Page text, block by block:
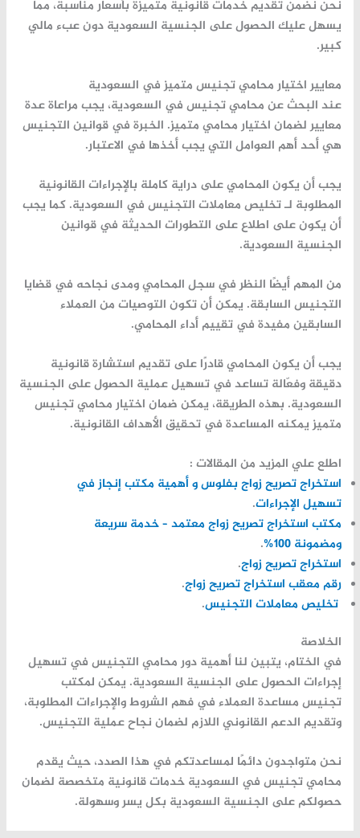
نحن نضمن تقديم خدمات قانونية متميزة بأسعار مناسبة، مما
يسهل عليك الحصول على الجنسية السعودية دون عبء مالي
كبير.
معايير اختيار محامي تجنيس متميز في السعودية
عند البحث عن محامي تجنيس في السعودية، يجب مراعاة عدة
معايير لضمان اختيار محامي متميز. الخبرة في قوانين التجنيس
هي أحد أهم العوامل التي يجب أخذها في الاعتبار.
يجب أن يكون المحامي على دراية كاملة بالإجراءات القانونية
المطلوبة لـتخليص معاملات التجنيس في السعودية. كما يجب
أن يكون على اطلاع على التطورات الحديثة في قوانين
الجنسية السعودية.
من المهم أيضًا النظر في سجل المحامي ومدى نجاحه في قضايا
التجنيس السابقة. يمكن أن تكون التوصيات من العملاء
السابقين مفيدة في تقييم أداء المحامي.
يجب أن يكون المحامي قادرًا على تقديم استشارة قانونية
دقيقة وفعّالة تساعد في تسهيل عملية الحصول على الجنسية
السعودية. بهذه الطريقة، يمكن ضمان اختيار محامي تجنيس
متميز يمكنه المساعدة في تحقيق الأهداف القانونية.
اطلع علي المزيد من المقالات :
استخراج تصريح زواج بفلوس و أهمية مكتب إنجاز في
تسهيل الإجراءات.
مكتب استخراج تصريح زواج معتمد – خدمة سريعة
ومضمونة 100%
.
استخراج تصريح زواج.
رقم معقب استخراج تصريح زواج.
تخليص معاملات التجنيس.
الخلاصة
في الختام، يتبين لنا أهمية دور محامي التجنيس في تسهيل
إجراءات الحصول على الجنسية السعودية. يمكن لمكتب
تجنيس مساعدة العملاء في فهم الشروط والإجراءات المطلوبة،
وتقديم الدعم القانوني اللازم لضمان نجاح عملية التجنيس.
نحن متواجدون دائمًا لمساعدتكم في هذا الصدد، حيث يقدم
محامي تجنيس في السعودية خدمات قانونية متخصصة لضمان
حصولكم على الجنسية السعودية بكل يسر وسهولة.